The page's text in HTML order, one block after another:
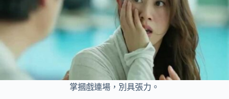
掌摑戲連場，別具張力。